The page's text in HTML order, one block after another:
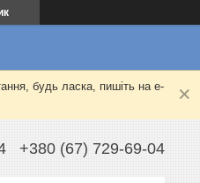
будь ласка, пишіть на e-
+380 (67) 729-69-04